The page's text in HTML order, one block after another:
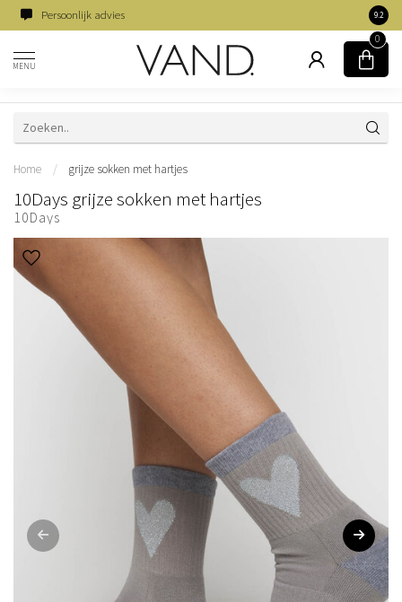
Persoonlijk advies 9.2
MENU
0
Home / grijze sokken met hartjes
10Days grijze sokken met hartjes
10Days